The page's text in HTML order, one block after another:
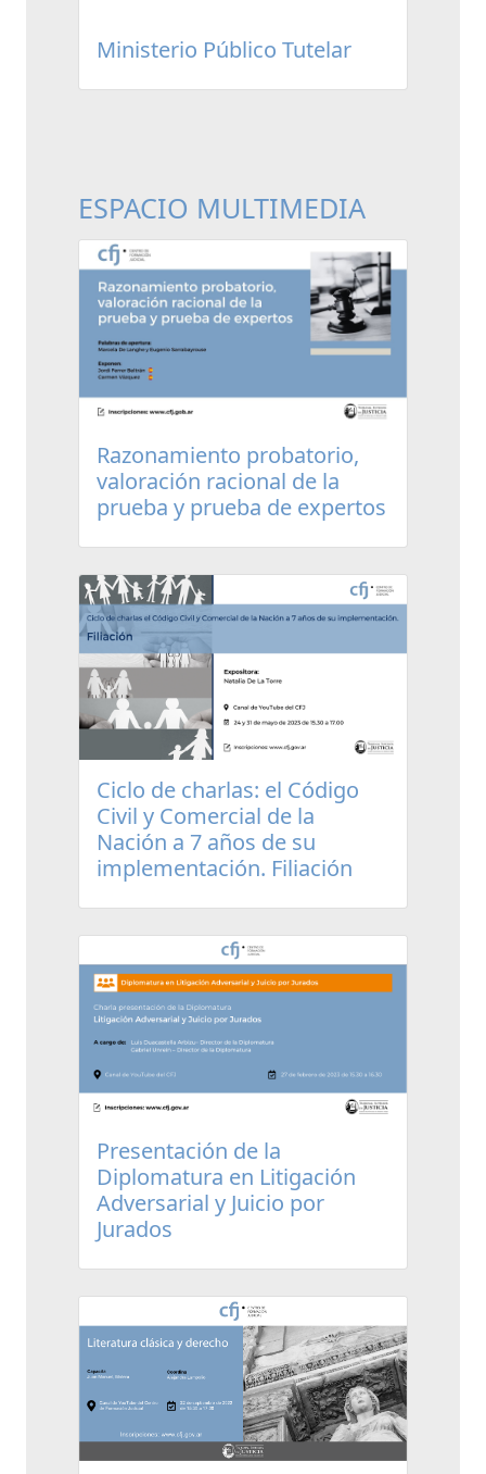
Ministerio Público Tutelar
ESPACIO MULTIMEDIA
Razonamiento probatorio,
valoración racional de la
prueba y prueba de expertos
Ciclo de charlas: el Código
Civil y Comercial de la
Nación a 7 años de su
implementación. Filiación
Presentación de la
Diplomatura en Litigación
Adversarial y Juicio por
Jurados